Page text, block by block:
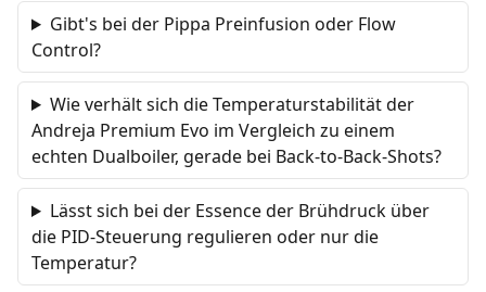
Gibt's bei der Pippa Preinfusion oder Flow
Control?
Wie verhält sich die Temperaturstabilität der
Andreja Premium Evo im Vergleich zu einem
echten Dualboiler, gerade bei Back-to-Back-Shots?
Lässt sich bei der Essence der Brühdruck über
die PID-Steuerung regulieren oder nur die
Temperatur?